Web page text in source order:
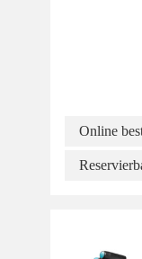
Online